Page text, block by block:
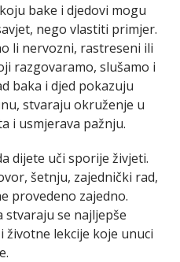
bake i djedovi mogu
nego vlastiti primjer.
li nervozni, rastreseni ili
razgovaramo, slušamo i
baka i djed pokazuju
stvaraju okruženje u
i usmjerava pažnju.
dijete uči sporije živjeti.
šetnju, zajednički rad,
provedeno zajedno.
se najljepše
životne lekcije koje unuci